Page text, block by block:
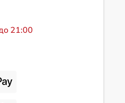
21:00